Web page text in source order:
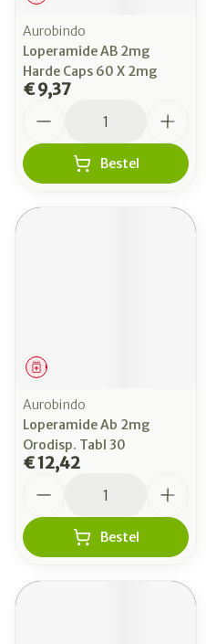
Aurobindo
Loperamide AB 2mg
Harde Caps 60 X 2mg
€ 9,37
Bestel
Geneesmiddel
Aurobindo
Loperamide Ab 2mg
Orodisp. Tabl 30
€ 12,42
Bestel